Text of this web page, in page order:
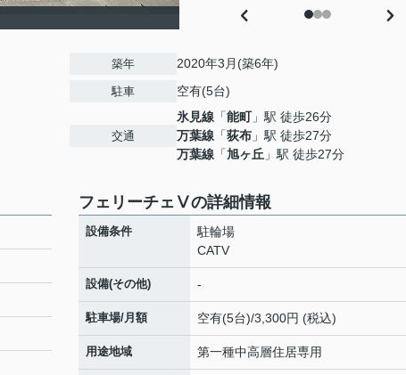
築年 2020年3月(築6年)
駐車 空有(5台)
交通
氷見線 「能町」駅 徒歩26分
万葉線 「荻布 」駅 徒歩27分
万葉線 「旭ヶ丘 」駅 徒歩27分
フェリーチェⅤの詳細情報
設備条件
駐輪場
CATV
設備(その他) -
駐車場/月額 空有(5台)/3,300円 (税込)
用途地域 第一種中高層住居専用